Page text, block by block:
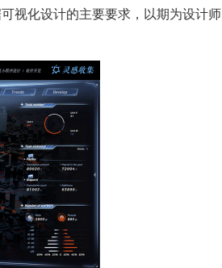
视化设计的主要要求，以期为设计师